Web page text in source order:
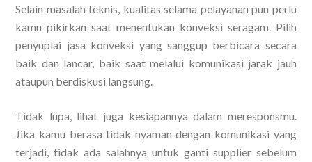
Selain masalah teknis, kualitas selama pelayanan pun perlu
kamu pikirkan saat menentukan konveksi seragam. Pilih
penyuplai jasa konveksi yang sanggup berbicara secara
baik dan lancar, baik saat melalui komunikasi jarak jauh
ataupun berdiskusi langsung.
Tidak lupa, lihat juga kesiapannya dalam meresponsmu.
Jika kamu berasa tidak nyaman dengan komunikasi yang
terjadi, tidak ada salahnya untuk ganti supplier sebelum